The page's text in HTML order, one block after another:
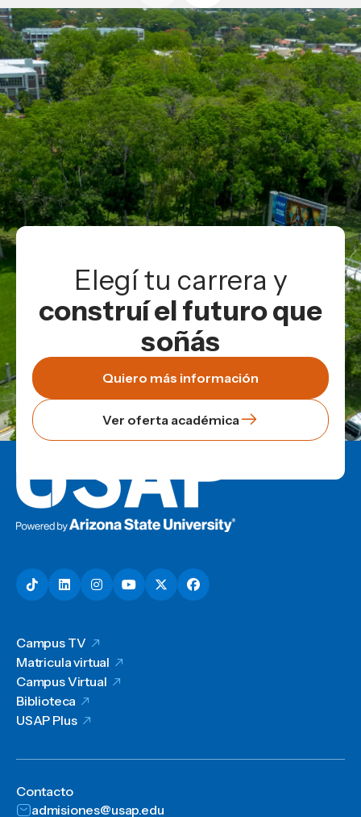
Elegí tu carrera y
construí el futuro que
soñás
Quiero más información
Ver oferta académica
Campus TV
Matricula virtual
Campus Virtual
Biblioteca
USAP Plus
Contacto
admisiones@usap.edu